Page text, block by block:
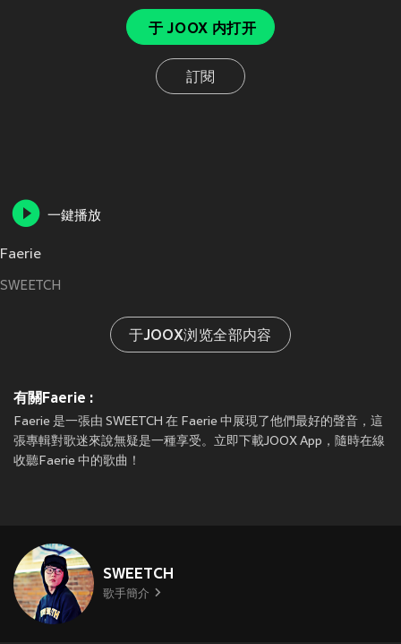
于 JOOX 内打开
訂閱
一鍵播放
Faerie
SWEETCH
于JOOX浏览全部内容
有關Faerie :
Faerie 是一張由 SWEETCH 在 Faerie 中展現了他們最好的聲音，這
張專輯對歌迷來說無疑是一種享受。立即下載JOOX App，隨時在線
收聽Faerie 中的歌曲！
SWEETCH
歌手簡介